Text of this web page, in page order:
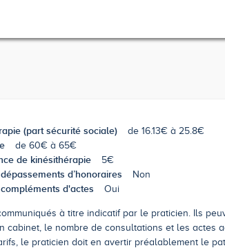
(part sécurité sociale) de 16.13€ à 25.8€
de 60€ à 65€
de kinésithérapie 5€
d’honoraires Non
d'actes Oui
à titre indicatif par le praticien. Ils
cabinet, le nombre de consultations et les actes
le praticien doit en avertir préalablement le